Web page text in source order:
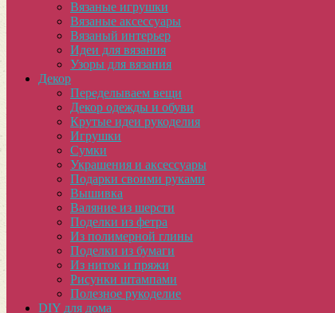
Вязаные игрушки
Вязаные аксессуары
Вязаный интерьер
Идеи для вязания
Узоры для вязания
Декор
Переделываем вещи
Декор одежды и обуви
Крутые идеи рукоделия
Игрушки
Сумки
Украшения и аксессуары
Подарки своими руками
Вышивка
Валяние из шерсти
Поделки из фетра
Из полимерной глины
Поделки из бумаги
Из ниток и пряжи
Рисунки штампами
Полезное рукоделие
DIY для дома